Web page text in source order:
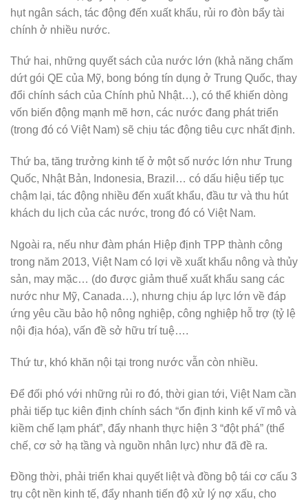
hụt ngân sách, tác động đến xuất khẩu, rủi ro đòn bẩy tài
chính ở nhiều nước.
Thứ hai, những quyết sách của nước lớn (khả năng chấm
dứt gói QE của Mỹ, bong bóng tín dụng ở Trung Quốc, thay
đổi chính sách của Chính phủ Nhật…), có thể khiến dòng
vốn biến động mạnh mẽ hơn, các nước đang phát triển
(trong đó có Việt Nam) sẽ chịu tác động tiêu cực nhất định.
Thứ ba, tăng trưởng kinh tế ở một số nước lớn như Trung
Quốc, Nhật Bản, Indonesia, Brazil… có dấu hiệu tiếp tục
chậm lại, tác động nhiều đến xuất khẩu, đầu tư và thu hút
khách du lịch của các nước, trong đó có Việt Nam.
Ngoài ra, nếu như đàm phán Hiệp định TPP thành công
trong năm 2013, Việt Nam có lợi về xuất khẩu nông và thủy
sản, may mặc… (do được giảm thuế xuất khẩu sang các
nước như Mỹ, Canada…), nhưng chịu áp lực lớn về đáp
ứng yêu cầu bảo hộ nông nghiệp, công nghiệp hỗ trợ (tỷ lệ
nội địa hóa), vấn đề sở hữu trí tuệ….
Thứ tư, khó khăn nội tại trong nước vẫn còn nhiều.
Để đối phó với những rủi ro đó, thời gian tới, Việt Nam cần
phải tiếp tục kiên định chính sách “ổn định kinh kế vĩ mô và
kiềm chế lạm phát”, đẩy nhanh thực hiện 3 “đột phá” (thể
chế, cơ sở hạ tầng và nguồn nhân lực) như đã đề ra.
Đồng thời, phải triển khai quyết liệt và đồng bộ tái cơ cấu 3
trụ cột nền kinh tế, đẩy nhanh tiến độ xử lý nợ xấu, cho